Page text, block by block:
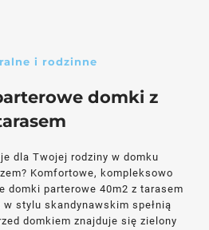
i rodzinne
domki z
dla Twojej rodziny w domku
Komfortowe, kompleksowo
domki parterowe 40m2 z tarasem
w stylu skandynawskim spełnią
domkiem znajduje się zielony